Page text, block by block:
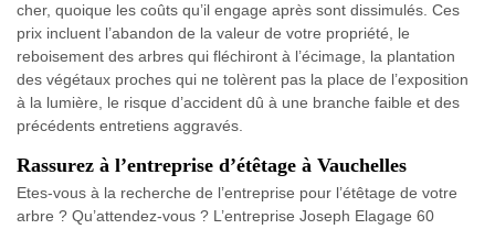
cher, quoique les coûts qu’il engage après sont dissimulés. Ces
prix incluent l’abandon de la valeur de votre propriété, le
reboisement des arbres qui fléchiront à l’écimage, la plantation
des végétaux proches qui ne tolèrent pas la place de l’exposition
à la lumière, le risque d’accident dû à une branche faible et des
précédents entretiens aggravés.
Rassurez à l’entreprise d’étêtage à Vauchelles
Etes-vous à la recherche de l’entreprise pour l’étêtage de votre
arbre ? Qu’attendez-vous ? L’entreprise Joseph Elagage 60